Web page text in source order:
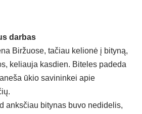
darbas
Biržuose, tačiau kelionė į bityną,
keliauja kasdien. Biteles padeda
ūkio savininkei apie
anksčiau bitynas buvo nedidelis,